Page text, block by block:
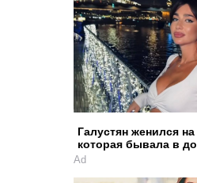
Галустян женился
которая бывала в
Ad